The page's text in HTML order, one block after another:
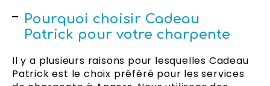
Pourquoi choisir Cadeau
Patrick pour votre charpente
Il y a plusieurs raisons pour lesquelles Cadeau
Patrick est le choix préféré pour les services